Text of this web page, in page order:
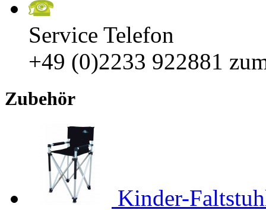
Service Telefon
+49 (0)2233 922881
Zubehör
Kinder-